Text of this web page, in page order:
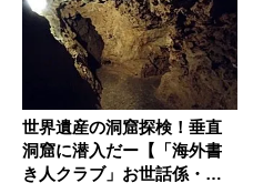
世界遺産の洞窟探検！垂直
洞窟に潜入だー【「海外書
き人クラブ」お世話係・柳